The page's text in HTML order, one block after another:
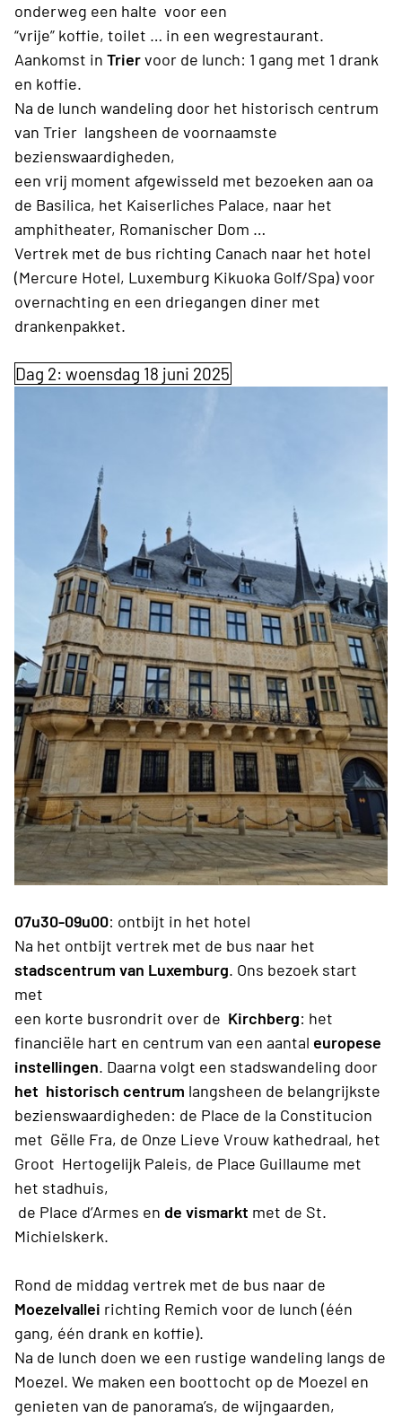
onderweg een halte voor een
“vrije” koffie, toilet … in een wegrestaurant.
Aankomst in Triervoor de lunch: 1 gang met 1 drank
en koffie.
Na de lunch wandeling door het historisch centrum
van Trier langsheen de voornaamste
bezienswaardigheden,
een vrij moment afgewisseld met bezoeken aan oa
de Basilica, het Kaiserliches Palace, naar het
amphitheater, Romanischer Dom …
Vertrek met de bus richting Canach naar het hotel
(Mercure Hotel, Luxemburg Kikuoka Golf/Spa) voor
overnachting en een driegangen diner met
drankenpakket.
Dag 2: woensdag 18 juni 2025
07u30-09u00: ontbijt in het hotel
Na het ontbijt vertrek met de bus naar het
stadscentrum van Luxemburg. Ons bezoek start
met
een korte busrondrit over de Kirchberg: het
financiële hart en centrum van een aantal europese
instellingen. Daarna volgt een stadswandeling door
het historisch centrum langsheen de belangrijkste
bezienswaardigheden: de Place de la Constitucion
met Gëlle Fra, de Onze Lieve Vrouw kathedraal, het
Groot Hertogelijk Paleis, de Place Guillaume met
het stadhuis,
de Place d’Armes en de vismarkt met de St.
Michielskerk.
Rond de middag vertrek met de bus naar de
Moezelvallei richting Remich voor de lunch (één
gang, één drank en koffie).
Na de lunch doen we een rustige wandeling langs de
Moezel. We maken een boottocht op de Moezel en
genieten van de panorama’s, de wijngaarden,